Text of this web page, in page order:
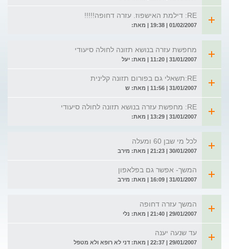
RE: דילמת האישפוז. עזרה דחופה!!!!!
01/02/2007 | 19:38 | מאת:
מחפשת עזרה בנושא תזונה לחולה סיעודי
31/01/2007 | 11:20 | מאת: יעל
RE:תשאלי גם בפורום תזונה קלינית
31/01/2007 | 11:56 | מאת: ש
RE: מחפשת עזרה בנושא תזונה לחולה סיעודי
31/01/2007 | 13:29 | מאת:
לכל מי שבן 60 ומעלה
30/01/2007 | 21:23 | מאת: מירב
המשך- אפשר גם בפלאפון
31/01/2007 | 16:09 | מאת: מירב
המשך עזרה דחופה
29/01/2007 | 21:40 | מאת: נלי
עד שנעה יענה
29/01/2007 | 22:37 | מאת: דני לא רופא ולא מטפל